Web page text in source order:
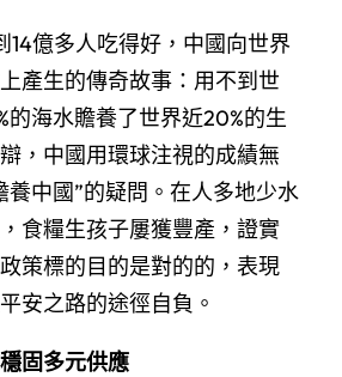
14億多人吃得好，中國向世界
產生的傳奇故事：用不到世
的海水贍養了世界近20%的生
，中國用環球注視的成績無
養中國”的疑問。在人多地少水
食糧生孩子屢獲豐產，證實
策標的目的是對的的，表現
安之路的途徑自負。
固多元供應